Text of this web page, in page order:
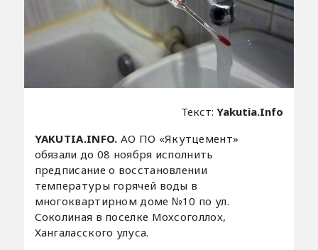
Текст:Yakutia.Info
YAKUTIA.INFO. АО ПО «Якутцемент»
обязали до 08 ноября исполнить
предписание о восстановлении
температуры горячей воды в
многоквартирном доме №10 по ул.
Соколиная в поселке Мохсоголлох,
Хангаласского улуса.